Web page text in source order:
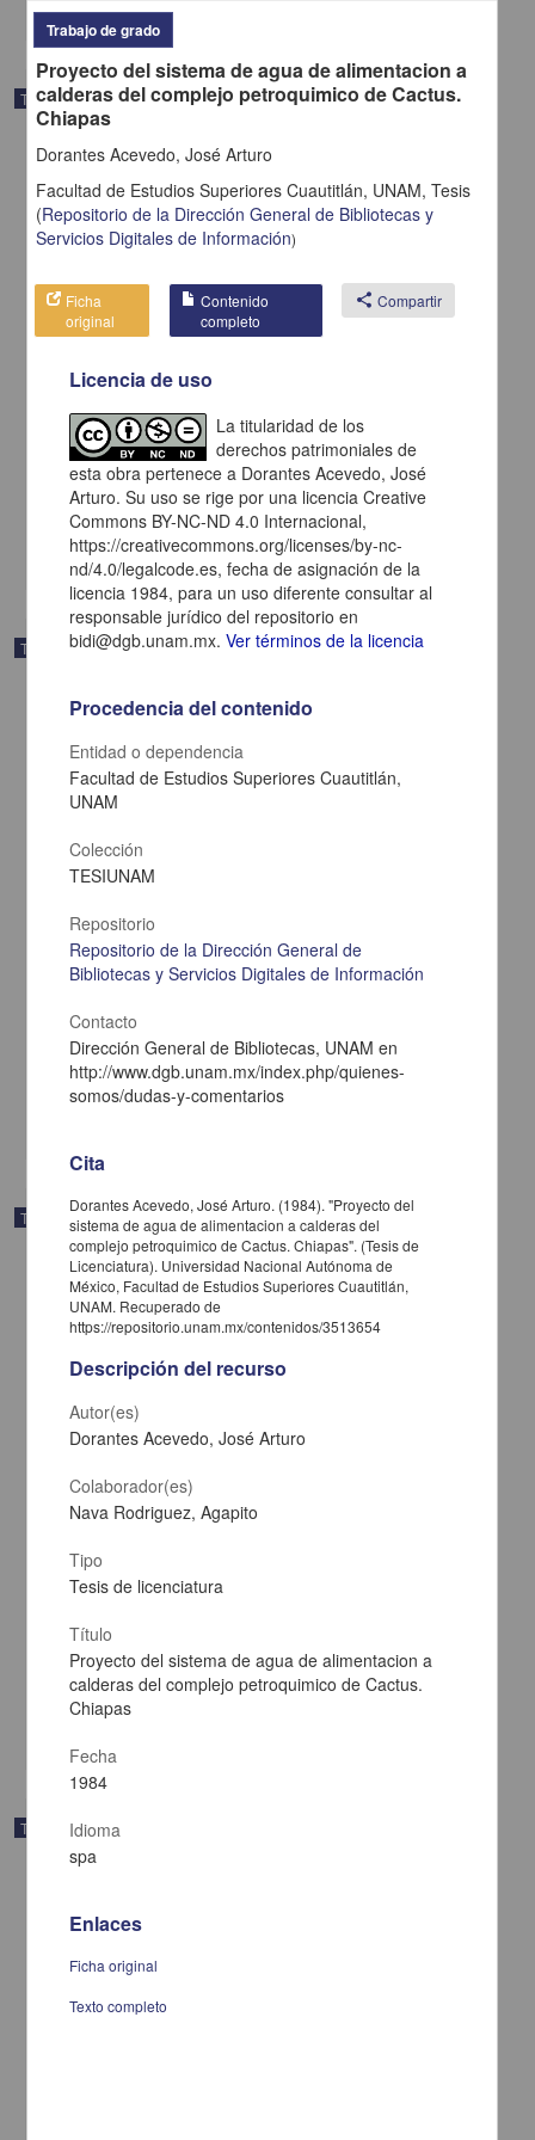
Trabajo de grado
Manual de formulacion de raciones para cerdos
Moreno Ibarra, Ricardo
Medicina y Ciencias de la Salud
Trabajo de grado
razas) de segundo parto en Jilotepec, Edo. de Mexico
Pineda Sanchez, Edmundo
Medicina y Ciencias de la Salud
Trabajo de grado
Alteraciones cardio vasculares observadas en necropsias de
canideos, realizadas en el laboratorio de aptologia de la FES-C de
especies
Manterola Granados, Matilde
Medicina y Ciencias de la Salud
Trabajo de grado
Trabajo de grado
Proyecto del sistema de agua de alimentacion a
calderas del complejo petroquimico de Cactus.
Chiapas
Dorantes Acevedo, José Arturo
Facultad de Estudios Superiores Cuautitlán, UNAM, Tesis
(Repositorio de la Dirección General de Bibliotecas y
Servicios Digitales de Información)
Ficha
original
Contenido
completo
share Compartir
Licencia de uso
La titularidad de los
derechos patrimoniales de
esta obra pertenece a Dorantes Acevedo, José
Arturo. Su uso se rige por una licencia Creative
Commons BY-NC-ND 4.0 Internacional,
https://creativecommons.org/licenses/by-nc-
nd/4.0/legalcode.es, fecha de asignación de la
licencia 1984, para un uso diferente consultar al
responsable jurídico del repositorio en
bidi@dgb.unam.mx.Ver términos de la licencia
Procedencia del contenido
Entidad o dependencia
Facultad de Estudios Superiores Cuautitlán,
UNAM
Colección
TESIUNAM
Repositorio
Repositorio de la Dirección General de
Bibliotecas y Servicios Digitales de Información
Contacto
Dirección General de Bibliotecas, UNAM en
http://www.dgb.unam.mx/index.php/quienes-
somos/dudas-y-comentarios
Cita
Dorantes Acevedo, José Arturo. (1984). "Proyecto del
sistema de agua de alimentacion a calderas del
complejo petroquimico de Cactus. Chiapas". (Tesis de
Licenciatura). Universidad Nacional Autónoma de
México, Facultad de Estudios Superiores Cuautitlán,
UNAM. Recuperado de
https://repositorio.unam.mx/contenidos/3513654
Descripción del recurso
Autor(es)
Dorantes Acevedo, José Arturo
Colaborador(es)
Nava Rodriguez, Agapito
Tipo
Tesis de licenciatura
Título
Proyecto del sistema de agua de alimentacion a
calderas del complejo petroquimico de Cactus.
Chiapas
Fecha
1984
Idioma
spa
Enlaces
Ficha original
Texto completo